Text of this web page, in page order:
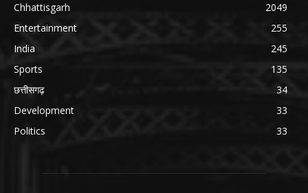
Chhattisgarh
2049
Entertainment
255
India
245
Sports
135
छत्तीसगढ़
34
Development
33
Politics
33